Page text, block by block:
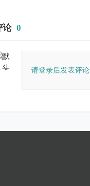
论 0
请登录后发表评论